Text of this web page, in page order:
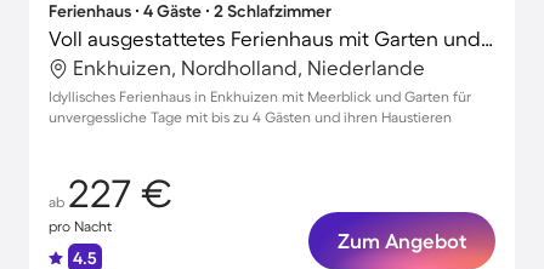
Ferienhaus ∙ 4 Gäste ∙ 2 Schlafzimmer
Voll ausgestattetes Ferienhaus mit Garten und Terrasse | Meerblick | Haustierfreundlich
Enkhuizen, Nordholland, Niederlande
Idyllisches Ferienhaus in Enkhuizen mit Meerblick und Garten für
unvergessliche Tage mit bis zu 4 Gästen und ihren Haustieren
ab 227 €
pro Nacht
4.5
Zum Angebot